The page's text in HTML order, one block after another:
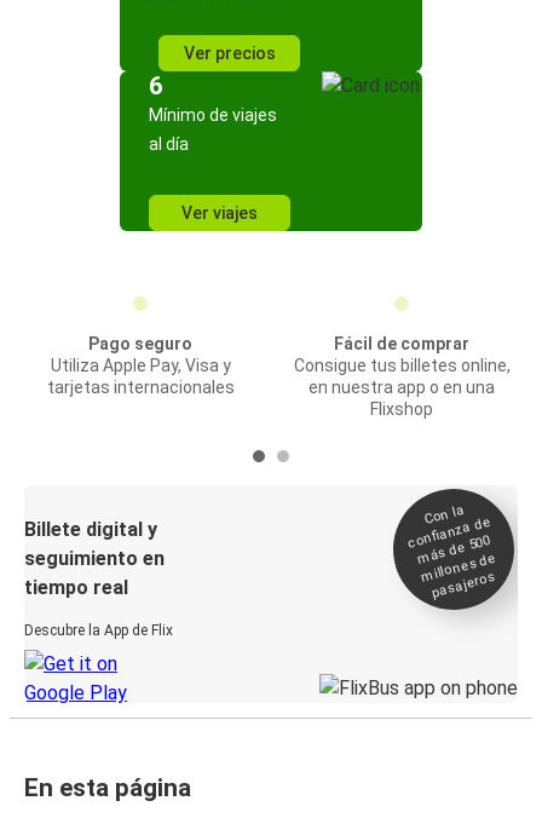
Ver precios
6
Mínimo de viajes
al día
Ver viajes
Pago seguro
Utiliza Apple Pay, Visa y
tarjetas internacionales
Fácil de comprar
Consigue tus billetes online,
en nuestra app o en una
Flixshop
Billete digital y
seguimiento en
tiempo real
Descubre la App de Flix
Con la
confianza de
más de 500
millones de
pasajeros
En esta página